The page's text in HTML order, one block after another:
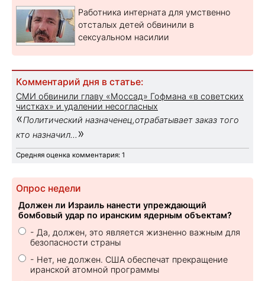
Работника интерната для умственно
отсталых детей обвинили в
сексуальном насилии
Комментарий дня в статье:
СМИ обвинили главу «Моссад» Гофмана «в советских
чистках» и удалении несогласных
«Политический назначенец,отрабатывает заказ того
кто назначил... »
Средняя оценка комментария: 1
Опрос недели
Должен ли Израиль нанести упреждающий
бомбовый удар по иранским ядерным объектам?
- Да, должен, это является жизненно важным для
безопасности страны
- Нет, не должен. США обеспечат прекращение
иранской атомной программы